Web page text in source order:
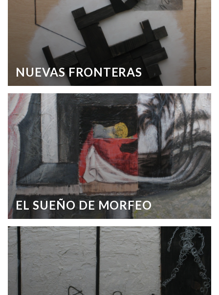
NUEVAS FRONTERAS
EL SUEÑO DE MORFEO